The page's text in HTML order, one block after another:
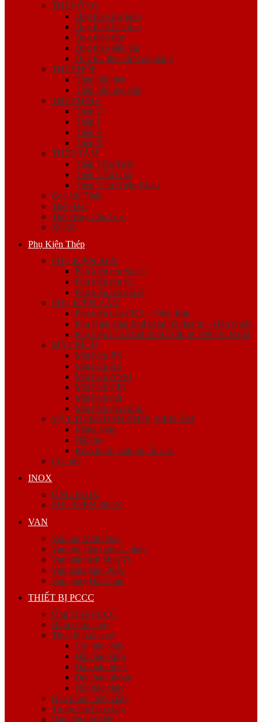
THÉP ỐNG
Ống thép mạ kẽm
Ống thép hàn đen
Ống thép đúc
Ống thép siêu âm
Ống lốc theo đơn đặt hàng
THÉP HỘP
Thép hộp đen
Thép hộp mạ kẽm
THÉP HÌNH
Thép U
Thép I
Thép V
Thép H
THÉP TẤM
Thép Tấm Trơn
Thép Tấm Gân
Thép Tấm Nhập Khẩu
Cọc Cừ Thép
Thép Đặc
Thép Ray Cầu Trục
Xà Gồ
Phụ Kiện Thép
PHỤ KIỆN REN
Phụ kiện ren Mech
Phụ kiện ren K1
Phụ kiện ren giá rẻ
PHỤ KIỆN HÀN
Phụ kiện hàn FKK – Nhật Bản
Phụ Kiện Hàn Jinil bend (Dybend) – Hàn Quốc
Phụ kiện hàn SCH20 SCH40 SCH80 SCH160
MẶT BÍCH
Mặt bích JIS
Mặt bích BS
Mặt bích ANSI
Mặt bích DIN
Mặt bích mù
Mặt bích gia công
VẬT TƯ KHOAN NHỒI, SIÊU ÂM
Măng sông
Nắp bịt
Kẽm buộc, bulong, ốc viss
Cóc nối
INOX
ỐNG INOX
PHỤ KIỆN INOX
VAN
Van ren Minh Hòa
Van ren Giacomini – Italy
Van mặt bích Shin Yi
Van gang hàn Quốc
Van gang Đài Loan
THIẾT BỊ PCCC
Ống Thép PCCC
Bình chữa cháy
Thiết bị báo cháy
Còi báo cháy
Đầu báo khói
Đầu báo nhiệt
Đèn báo phòng
Nút báo cháy
Đầu phun chữa cháy
Trung tâm báo cháy
Van công nghiệp